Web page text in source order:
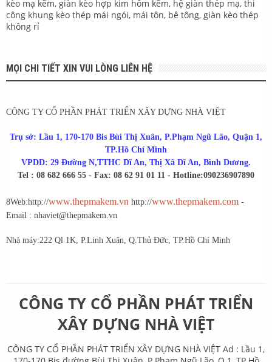
kèo mạ kẽm, giàn kèo hợp kim hôm kẽm, hệ giàn thép mạ, thi
công khung kèo thép mái ngói, mái tôn, bê tông, giàn kèo thép
không rỉ
MỌI CHI TIẾT XIN VUI LÒNG LIÊN HỆ
CÔNG TY CỔ PHẦN PHÁT TRIỂN XÂY DỰNG NHÀ VIỆT
Trụ sở: Lầu 1, 170-170 Bis Bùi Thị Xuân, P.Phạm Ngũ Lão, Quận 1,
TP.Hồ Chí Minh
VPDD: 29 Đường N,TTHC Dĩ An, Thị Xã Dĩ An, Bình Dương.
Tel : 08 682 666 55 - Fax: 08 62 91 01 11 - Hotline:090236907890
8Web:http://www.thepmakem.vn http://www.thepmakem.com -
Email : nhaviet@thepmakem.vn
Nhà máy:222 Ql 1K, P.Linh Xuân, Q.Thủ Đức, TP.Hồ Chí Minh
CÔNG TY CỔ PHẦN PHÁT TRIỂN
XÂY DỰNG NHÀ VIỆT
CÔNG TY CỔ PHẦN PHÁT TRIỂN XÂY DỰNG NHÀ VIỆT Ad : Lầu 1,